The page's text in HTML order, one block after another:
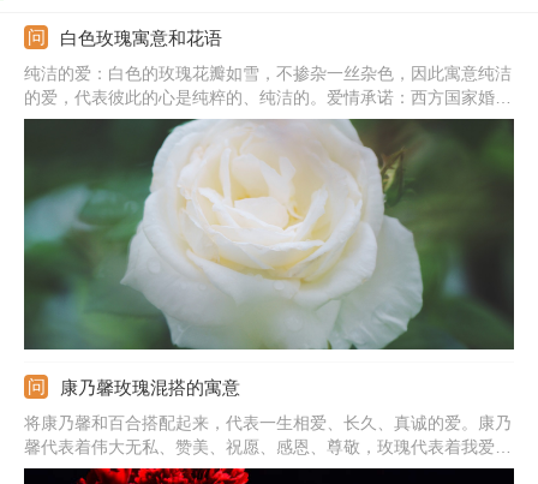
白色玫瑰寓意和花语
纯洁的爱：白色的玫瑰花瓣如雪，不掺杂一丝杂色，因此寓意纯洁
的爱，代表彼此的心是纯粹的、纯洁的。爱情承诺：西方国家婚礼
的主色调一般都是白色的，代表庄重、圣洁，因此白色玫瑰的花语
为爱情承诺，表示希望和她携手共度一生。浪漫天真：白色是浪
漫、纯洁的颜色，白玫瑰还代表天真、浪漫。
康乃馨玫瑰混搭的寓意
将康乃馨和百合搭配起来，代表一生相爱、长久、真诚的爱。康乃
馨代表着伟大无私、赞美、祝愿、感恩、尊敬，玫瑰代表着我爱
你，所以将两种花材搭配起来，不但颜值高，寓意也很美好，可把